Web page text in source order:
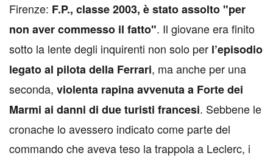
Firenze: F.P., classe 2003, è stato assolto "per
non aver commesso il fatto". Il giovane era finito
sotto la lente degli inquirenti non solo per l’episodio
legato al pilota della Ferrari, ma anche per una
seconda, violenta rapina avvenuta a Forte dei
Marmi ai danni di due turisti francesi. Sebbene le
cronache lo avessero indicato come parte del
commando che aveva teso la trappola a Leclerc, i